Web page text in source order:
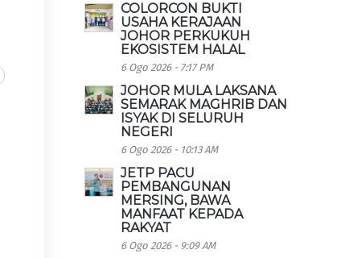
COLORCON BUKTI
USAHA KERAJAAN
JOHOR PERKUKUH
EKOSISTEM HALAL
6 Ogo 2026 - 7:17 PM
JOHOR MULA LAKSANA
SEMARAK MAGHRIB DAN
ISYAK DI SELURUH
NEGERI
6 Ogo 2026 - 10:13 AM
JETP PACU
PEMBANGUNAN
MERSING, BAWA
MANFAAT KEPADA
RAKYAT
6 Ogo 2026 - 9:09 AM